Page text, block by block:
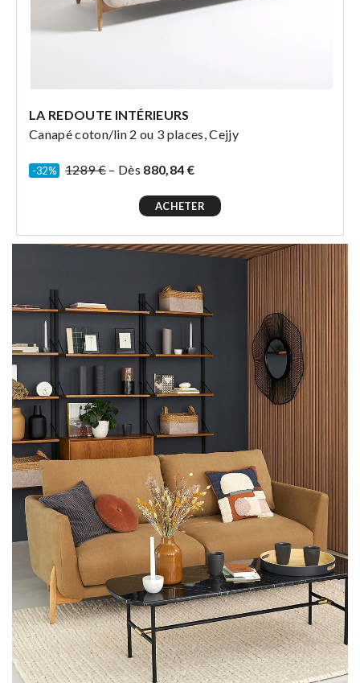
LA REDOUTE INTÉRIEURS
Canapé coton/lin 2 ou 3 places, Cejjy
-32% 1289 € – Dès 880,84 €
ACHETER